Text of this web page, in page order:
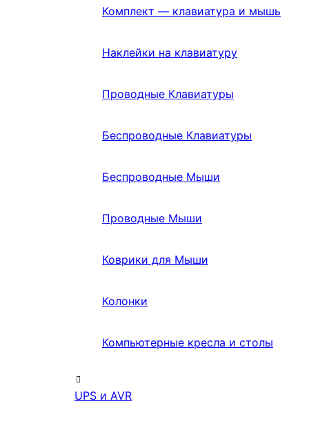
Комплект — клавиатура и мышь
Наклейки на клавиатуру
Проводные Клавиатуры
Беспроводные Клавиатуры
Беспроводные Мыши
Проводные Мыши
Коврики для Мыши
Колонки
Компьютерные кресла и столы
UPS и AVR